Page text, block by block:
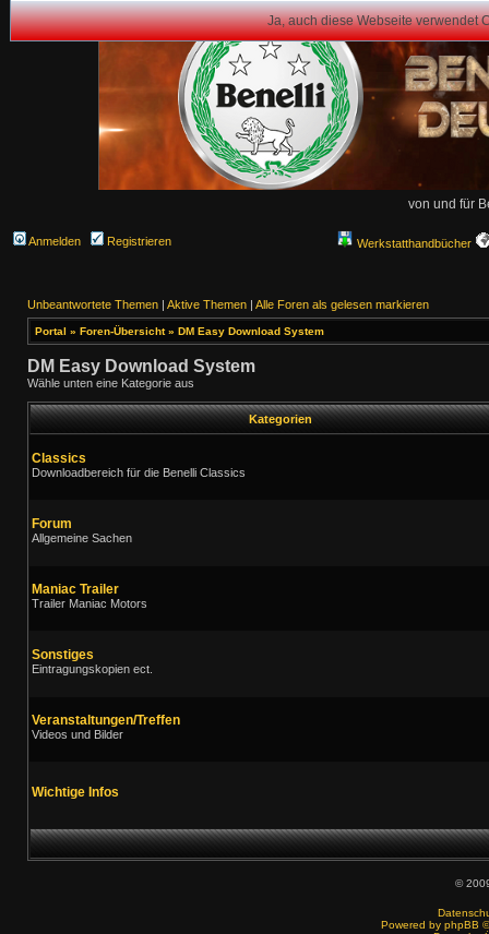
von und für
Anmelden Registrieren Werkstatthandbücher
Unbeantwortete Themen | Aktive Themen | Alle Foren als gelesen markieren
Portal » Foren-Übersicht» DM Easy Download System
DM Easy Download System
Wähle unten eine Kategorie aus
Kategorien
Classics
Downloadbereich für die Benelli Classics
Forum
Allgemeine Sachen
Maniac Trailer
Trailer Maniac Motors
Sonstiges
Eintragungskopien ect.
Veranstaltungen/Treffen
Videos und Bilder
Wichtige Infos
©
Powered by phpBB
Ja, auch diese Webseite verwendet